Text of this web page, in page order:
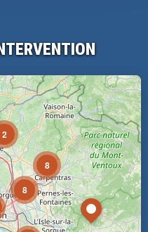
2
8
8